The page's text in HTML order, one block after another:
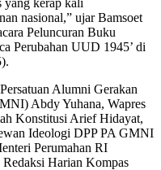
nasional,” ujar Bamsoet
Peluncuran Buku
Perubahan UUD 1945’ di
Alumni Gerakan
Abdy Yuhana, Wapres
Konstitusi Arief Hidayat,
Ideologi DPP PA GMNI
Perumahan RI
Harian Kompas